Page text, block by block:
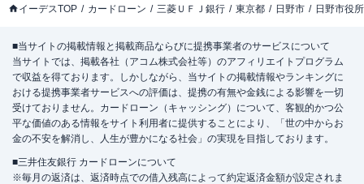
イーデスTOP カードローン 三菱ＵＦＪ銀行 東京都 日野市 日野市役
■当サイトの掲載情報と掲載商品ならびに提携事業者のサービスについて
当サイトでは、掲載各社（アコム株式会社等）のアフィリエイトプログラム
で収益を得ております。しかしながら、当サイトの掲載情報やランキングに
おける提携事業者サービスへの評価は、提携の有無や金銭による影響を一切
受けておりません。カードローン（キャッシング）について、客観的かつ公
平な価値のある情報をサイト利用者に提供することにより、「世の中からお
金の不安を解消し、人生が豊かになる社会」の実現を目指しております。
■三井住友銀行 カードローンについて
※毎月の返済は、返済時点での借入残高によって約定返済金額が設定されま